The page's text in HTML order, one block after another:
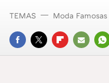
FACEBOOK
TWITTERFLIPBOARD
E-
TEMAS Moda Famosas